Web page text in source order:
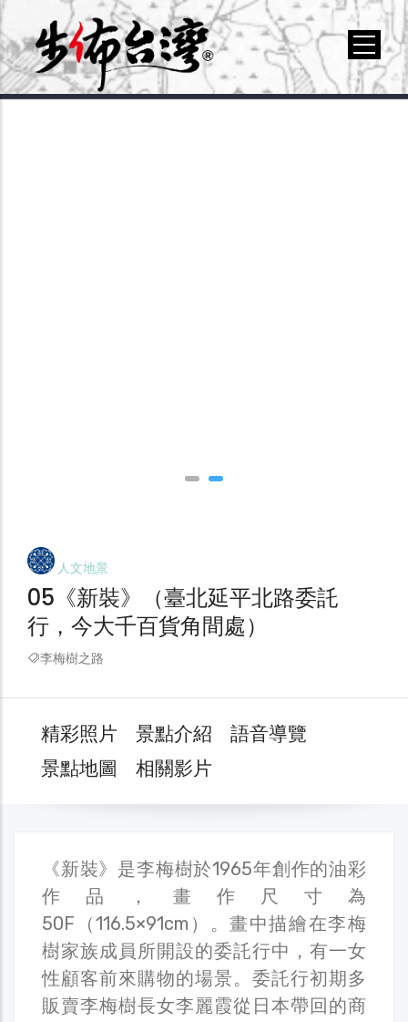
人文地景
05《新裝》（臺北延平北路委託
行，今大千百貨角間處）
李梅樹之路
精彩照片 景點介紹
語音導覽
景點地圖
相關影片
《新裝》是李梅樹於1965年創作的油彩
作品，畫作尺寸為
50F（116.5×91cm）。畫中描繪在李梅
樹家族成員所開設的委託行中，有一女
性顧客前來購物的場景。委託行初期多
販賣李梅樹長女李麗霞從日本帶回的商